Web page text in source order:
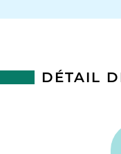
DÉTAIL